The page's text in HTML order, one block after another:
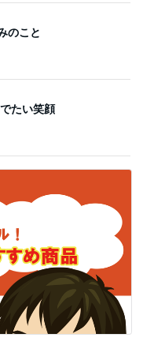
のこと
たい笑顔